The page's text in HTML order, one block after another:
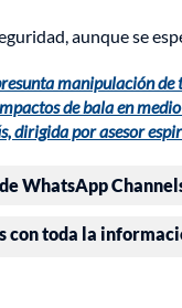
aunque se
manipulación de
de bala en
dirigida por asesor
WhatsApp
con toda la